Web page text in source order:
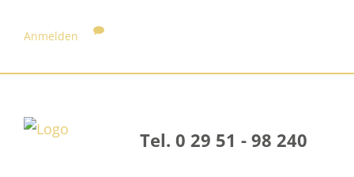
Anmelden
Tel. 0 29 51 - 98 240